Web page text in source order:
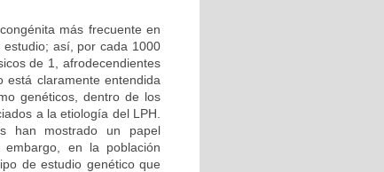
más frecuente en
así, por cada 1000
de 1, afrodecendientes
claramente entendida
genéticos, dentro de los
a la etiología del LPH.
han mostrado un papel
en la población
de estudio genético que